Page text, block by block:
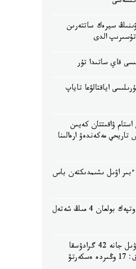
سيرەك ساتتەرىن
الدى
قاي ساتىدا تۇر
اياقتالۋعا تاياپ
جىلدان استام ۋاقىتتان كەيىن
مەكەندەۋ ارەالىنا
ءبىر اۋىل ىشىمدىكتەن باس
شىلدەدە شەكارادان وتپەك بولعان 4 مىڭ شەتەل
نايزاعاي، شاڭدى داۋىل جانە 42 گرادۋسقا
دەيىنگى اپتاپ ىستىق: 17 وڭىردە ەسكەرتۋ